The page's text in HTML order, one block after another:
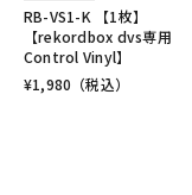
RB-VS1-K 【1枚】
【rekordbox dvs専用
Control Vinyl】
¥1,980 （税込）